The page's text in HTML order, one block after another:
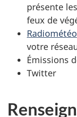
présente
feux de
Radiométéo
votre
Émissions
Twitter